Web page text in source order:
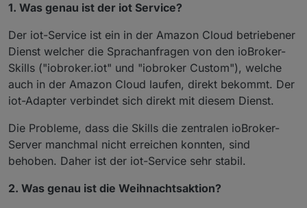
1. Was genau ist der iot Service?
Der iot-Service ist ein in der Amazon Cloud betriebener
Dienst welcher die Sprachanfragen von den ioBroker-
Skills ("iobroker.iot" und "iobroker Custom"), welche
auch in der Amazon Cloud laufen, direkt bekommt. Der
iot-Adapter verbindet sich direkt mit diesem Dienst.
Die Probleme, dass die Skills die zentralen ioBroker-
Server manchmal nicht erreichen konnten, sind
behoben. Daher ist der iot-Service sehr stabil.
2. Was genau ist die Weihnachtsaktion?